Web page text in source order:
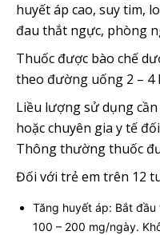
huyết áp cao, suy tim,
đau thắt ngực, phòng
Thuốc được bào chế
theo đường uống 2 – 4
Liều lượng sử dụng
hoặc chuyên gia y tế
Thông thường thuốc
Đối với trẻ em trên 12
Tăng huyết áp: Bắt
100 – 200 mg/ngày.